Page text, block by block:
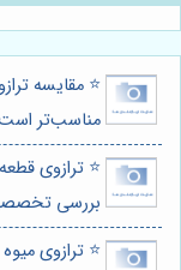
⭐️ مقایسه
مناسب‌تر
⭐️ ترازوی
بررسی
⭐️ ترازوی